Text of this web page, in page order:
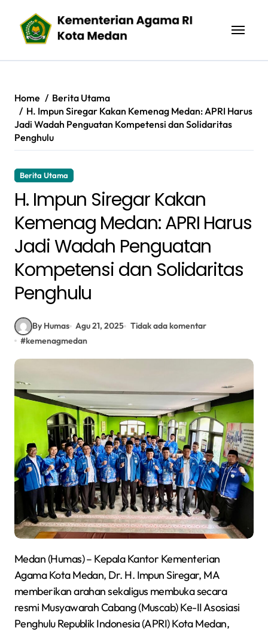
content
Home
Berita Utama
H. Impun Siregar Kakan Kemenag Medan: APRI Harus
Jadi Wadah Penguatan Kompetensi dan Solidaritas
Penghulu
Berita Utama
H. Impun Siregar Kakan
Kemenag Medan: APRI Harus
Jadi Wadah Penguatan
Kompetensi dan Solidaritas
Penghulu
By Humas Agu 21, 2025 Tidak ada komentar
#kemenagmedan
Medan (Humas) – Kepala Kantor Kementerian
Agama Kota Medan, Dr. H. Impun Siregar, MA
memberikan arahan sekaligus membuka secara
resmi Musyawarah Cabang (Muscab) Ke-II Asosiasi
Penghulu Republik Indonesia (APRI) Kota Medan,